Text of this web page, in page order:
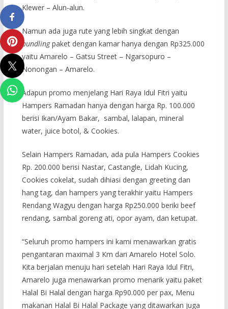
Klewer – Alun-alun.
Namun ada juga rute yang lebih singkat dengan
bundlingpaket dengan kamar hanya dengan Rp325.000
yaitu Amarelo – Gatsu Street – Ngarsopuro –
Nonongan – Amarelo.
Adapun promo menjelang Hari Raya Idul Fitri yaitu
Hampers Ramadan hanya dengan harga Rp. 100.000
berisi Ikan/Ayam Bakar, sambal, lalapan, mineral
water, juice botol, & Cookies.
Selain Hampers Ramadan, ada pula Hampers Cookies
Rp. 200.000 berisi Nastar, Castangle, Lidah Kucing,
Cookies cokelat, sudah dihiasi dengan greeting dan
hang tag, dan hampers yang terakhir yaitu Hampers
Rendang Wagyu dengan harga Rp250.000 beriki beef
rendang, sambal goreng ati, opor ayam, dan ketupat.
“Seluruh promo hampers ini kami menawarkan gratis
pengantaran maximal 3 Km dari Amarelo Hotel Solo.
Kita berjalan menuju hari setelah Hari Raya Idul Fitri,
Amarelo juga menawarkan promo menarik yaitu paket
Halal Bi Halal dengan harga Rp90.000 per pax, Menu
makanan Halal Bi Halal Package yang ditawarkan juga